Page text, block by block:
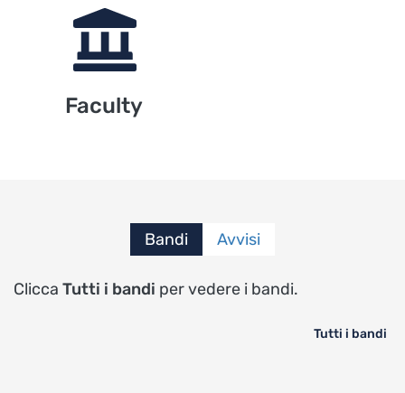
Faculty
Bandi Avvisi
Clicca Tutti i bandi per vedere i bandi.
Tutti i bandi